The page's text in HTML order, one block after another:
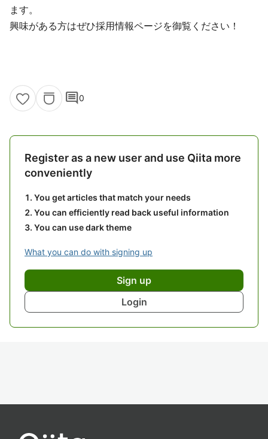
ます。
興味がある方はぜひ採用情報ページを御覧ください！
comment0
Register as a new user and use Qiita more
conveniently
You get articles that match your needs
You can efficiently read back useful information
You can use dark theme
What you can do with signing up
Sign up
Login